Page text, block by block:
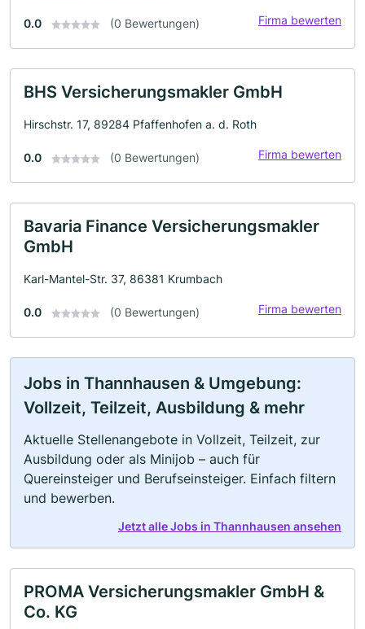
0.0 (0 Bewertungen) Firma bewerten
BHS Versicherungsmakler GmbH
Hirschstr. 17, 89284 Pfaffenhofen a. d. Roth
0.0 (0 Bewertungen) Firma bewerten
Bavaria Finance Versicherungsmakler
GmbH
Karl-Mantel-Str. 37, 86381 Krumbach
0.0 (0 Bewertungen) Firma bewerten
Jobs in Thannhausen & Umgebung:
Vollzeit, Teilzeit, Ausbildung & mehr
Aktuelle Stellenangebote in Vollzeit, Teilzeit, zur
Ausbildung oder als Minijob – auch für
Quereinsteiger und Berufseinsteiger. Einfach filtern
und bewerben.
Jetzt alle Jobs in Thannhausen ansehen
PROMA Versicherungsmakler GmbH &
Co. KG